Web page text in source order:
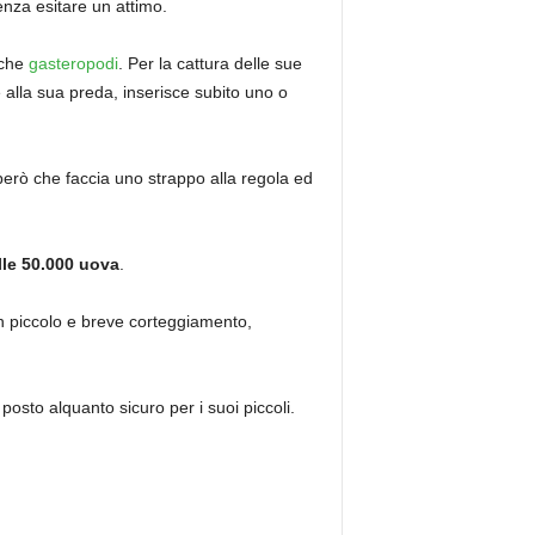
esitare un attimo.
gasteropodi. Per la cattura delle sue
sua preda, inserisce subito uno o
che faccia uno strappo alla regola ed
50.000 uova.
e breve corteggiamento,
alquanto sicuro per i suoi piccoli.